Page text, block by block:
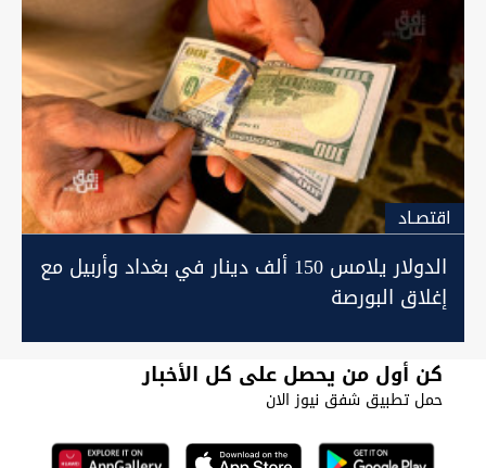
اقتصـاد
الدولار يلامس 150 ألف دينار في بغداد وأربيل مع
إغلاق البورصة
كن أول من يحصل على كل الأخبار
حمل تطبيق شفق نيوز الان